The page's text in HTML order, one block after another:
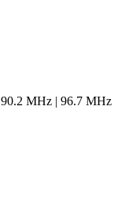
90.2 MHz | 96.7 MHz